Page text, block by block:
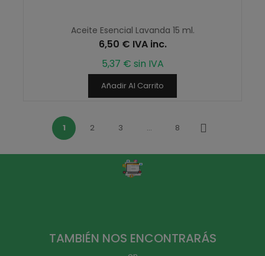
Aceite Esencial Lavanda 15 ml.
6,50 € IVA inc.
5,37 € sin IVA
Añadir Al Carrito
1 2 3 … 8
Siguiente
TAMBIÉN NOS ENCONTRARÁS